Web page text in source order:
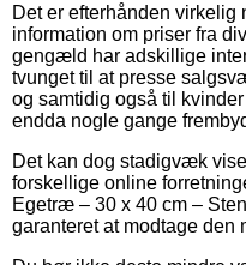
Det er efterhånden virkelig
information om priser fra
gengæld har adskillige
tvunget til at presse
og samtidig også til
endda nogle gange
Det kan dog stadigvæk
forskellige online
Egetræ – 30 x 40 cm –
garanteret at modtage den